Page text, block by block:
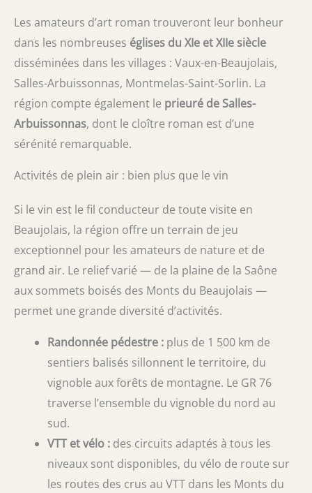
Les amateurs d’art roman trouveront leur bonheur
dans les nombreuses églises du XIe et XIIe siècle
disséminées dans les villages : Vaux-en-Beaujolais,
Salles-Arbuissonnas, Montmelas-Saint-Sorlin. La
région compte également le prieuré de Salles-
Arbuissonnas, dont le cloître roman est d’une
sérénité remarquable.
Activités de plein air : bien plus que le vin
Si le vin est le fil conducteur de toute visite en
Beaujolais, la région offre un terrain de jeu
exceptionnel pour les amateurs de nature et de
grand air. Le relief varié — de la plaine de la Saône
aux sommets boisés des Monts du Beaujolais —
permet une grande diversité d’activités.
Randonnée pédestre : plus de 1 500 km de
sentiers balisés sillonnent le territoire, du
vignoble aux forêts de montagne. Le GR 76
traverse l’ensemble du vignoble du nord au
sud.
VTT et vélo : des circuits adaptés à tous les
niveaux sont disponibles, du vélo de route sur
les routes des crus au VTT dans les Monts du